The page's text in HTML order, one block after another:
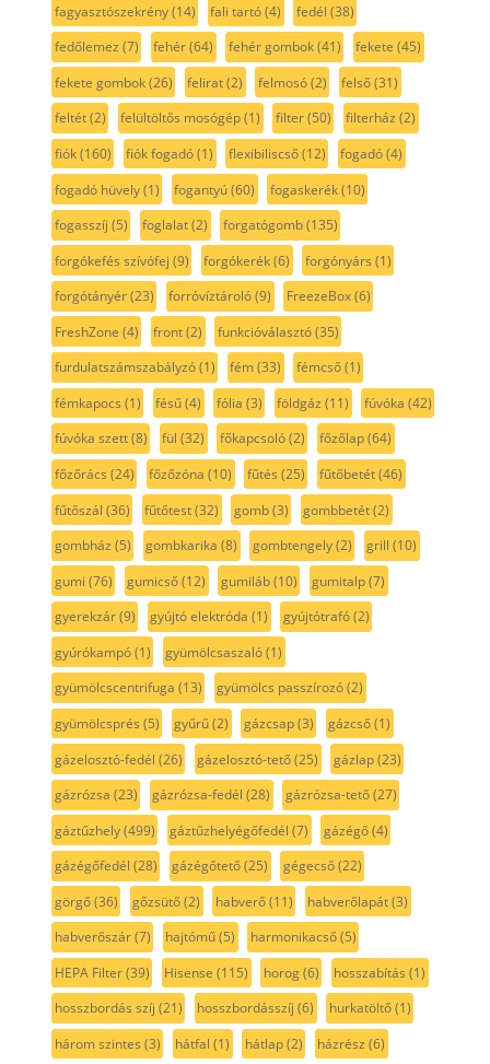
fagyasztószekrény(14) fali tartó(4) fedél (38)
fedőlemez (7) fehér(64) fehér gombok(41) fekete (45)
fekete gombok(26) felirat(2) felmosó(2) felső(31)
feltét(2) felültöltős mosógép(1) filter(50) filterház (2)
fiók(160) fiók fogadó(1) flexibiliscső(12) fogadó(4)
fogadó hüvely(1) fogantyú(60) fogaskerék(10)
fogasszíj (5) foglalat(2) forgatógomb(135)
forgókefés szívófej (9) forgókerék(6) forgónyárs (1)
forgótányér(23) forróvíztároló(9) FreezeBox(6)
FreshZone (4) front(2) funkcióválasztó(35)
furdulatszámszabályzó(1) fém(33) fémcső(1)
fémkapocs (1) fésű(4) fólia (3) földgáz (11) fúvóka (42)
fúvóka szett(8) fül (32) főkapcsoló(2) főzőlap(64)
főzőrács (24) főzőzóna (10) fűtés (25) fűtőbetét(46)
fűtőszál (36) fűtőtest(32) gomb(3) gombbetét(2)
gombház (5) gombkarika (8) gombtengely(2) grill (10)
gumi (76) gumicső(12) gumiláb(10) gumitalp(7)
gyerekzár(9) gyújtó elektróda (1) gyújtótrafó(2)
gyúrókampó(1) gyümölcsaszaló(1)
gyümölcscentrifuga (13) gyümölcs passzírozó(2)
gyümölcsprés (5) gyűrű(2) gázcsap(3) gázcső(1)
gázelosztó-fedél (26) gázelosztó-tető(25) gázlap(23)
gázrózsa (23) gázrózsa-fedél (28) gázrózsa-tető(27)
gáztűzhely(499) gáztűzhelyégőfedél (7) gázégő(4)
gázégőfedél (28) gázégőtető(25) gégecső(22)
görgő(36) gőzsütő(2) habverő(11) habverőlapát(3)
habverőszár(7) hajtómű(5) harmonikacső(5)
HEPA Filter(39) Hisense (115) horog(6) hosszabítás (1)
hosszbordás szíj (21) hosszbordásszíj (6) hurkatöltő(1)
három szintes (3) hátfal (1) hátlap(2) házrész (6)